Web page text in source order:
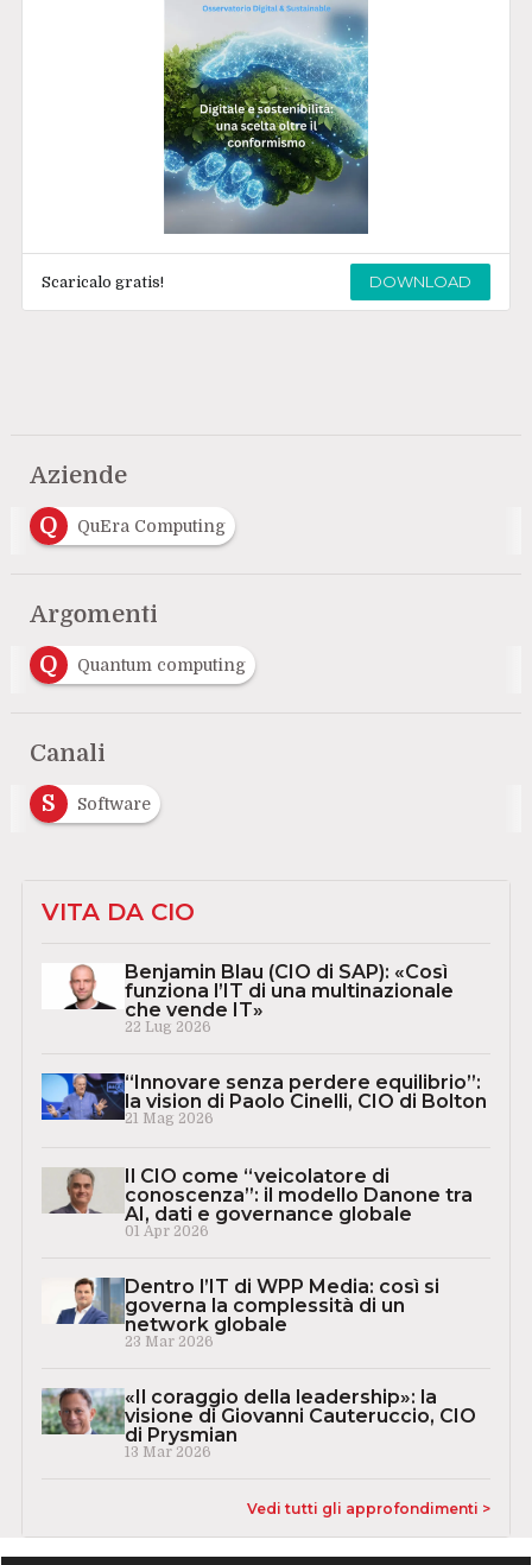
Scaricalo gratis! DOWNLOAD
Aziende
Q
QuEra Computing
Argomenti
Q
Quantum computing
Canali
S
Software
VITA DA CIO
Benjamin Blau (CIO di SAP): «Così
funziona l’IT di una multinazionale
che vende IT»
22 Lug 2026
“Innovare senza perdere equilibrio”:
la vision di Paolo Cinelli, CIO di Bolton
21 Mag 2026
Il CIO come “veicolatore di
conoscenza”: il modello Danone tra
AI, dati e governance globale
01 Apr 2026
Dentro l’IT di WPP Media: così si
governa la complessità di un
network globale
23 Mar 2026
«Il coraggio della leadership»: la
visione di Giovanni Cauteruccio, CIO
di Prysmian
13 Mar 2026
Vedi tutti gli approfondimenti >